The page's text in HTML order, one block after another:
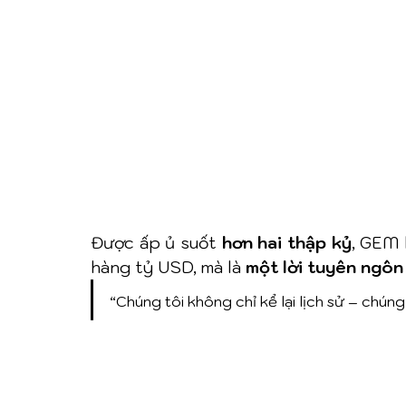
Được ấp ủ suốt hơn hai thập kỷ,
hàng tỷ USD, mà là một lời tuyên
“Chúng tôi không chỉ kể lại lịch sử –